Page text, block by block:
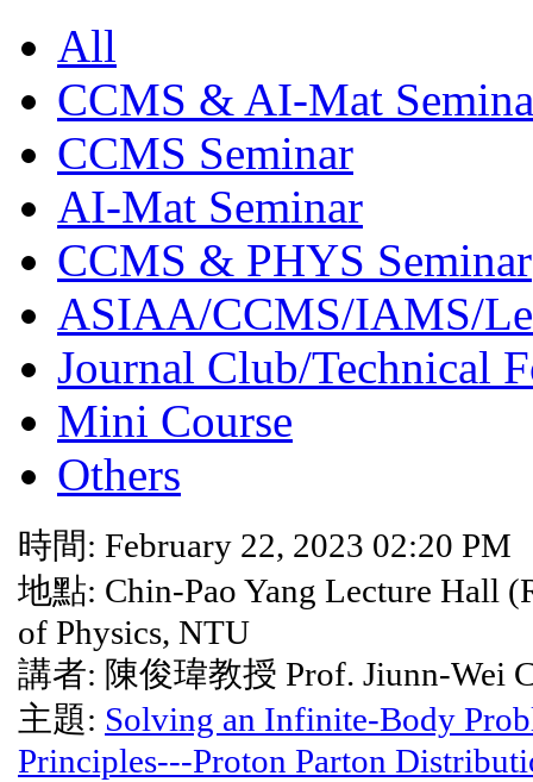
All
CCMS & AI-Mat
CCMS Seminar
AI-Mat Seminar
CCMS & PHYS Seminar
ASIAA/CCMS/IAMS/
Journal Club/Technical
Mini Course
Others
時間: February 22, 2023 02:20 PM
地點: Chin-Pao Yang Lecture Hall
of Physics, NTU
講者: 陳俊瑋教授 Prof. Jiunn-Wei
主題: Solving an Infinite-Body
Principles---Proton Parton